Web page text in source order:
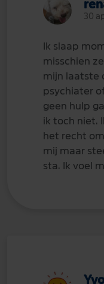
30
Ik slaap
misschien
mijn laatste
psychiater
geen hulp
ik toch niet.
het recht
mij maar
sta. Ik voel